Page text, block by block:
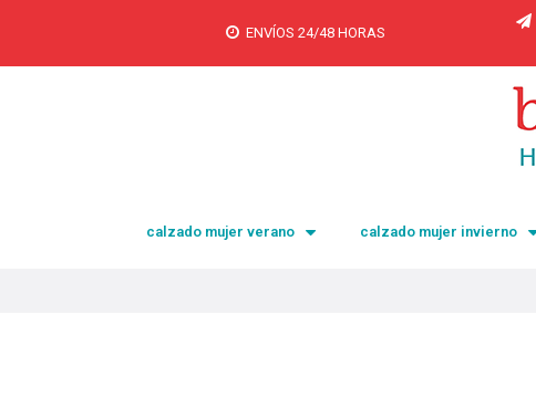
ENVÍOS 24/48 HORAS
calzado mujer verano calzado mujer invierno